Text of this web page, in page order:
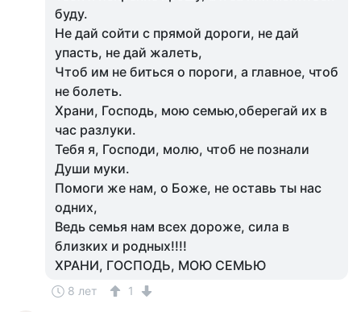
буду.
Не дай сойти с прямой дороги, не дай
упасть, не дай жалеть,
Чтоб им не биться о пороги, а главное, чтоб
не болеть.
Храни, Господь, мою семью,оберегай их в
час разлуки.
Тебя я, Господи, молю, чтоб не познали
Души муки.
Помоги же нам, о Боже, не оставь ты нас
одних,
Ведь семья нам всех дороже, сила в
близких и родных!!!!
ХРАНИ, ГОСПОДЬ, МОЮ СЕМЬЮ
8 лет 1